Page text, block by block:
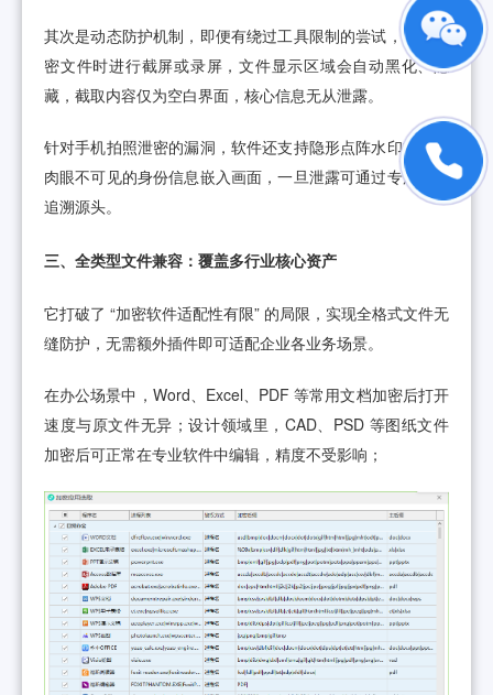
其次是动态防护机制，即便有绕过工具限制的尝试，打开加
密文件时进行截屏或录屏，文件显示区域会自动黑化、隐
藏，截取内容仅为空白界面，核心信息无从泄露。
针对手机拍照泄密的漏洞，软件还支持隐形点阵水印技术，
肉眼不可见的身份信息嵌入画面，一旦泄露可通过专用工具
追溯源头。
三、全类型文件兼容：覆盖多行业核心资产
它打破了 “加密软件适配性有限” 的局限，实现全格式文件无
缝防护，无需额外插件即可适配企业各业务场景。
在办公场景中，Word、Excel、PDF 等常用文档加密后打开
速度与原文件无异；设计领域里，CAD、PSD 等图纸文件
加密后可正常在专业软件中编辑，精度不受影响；